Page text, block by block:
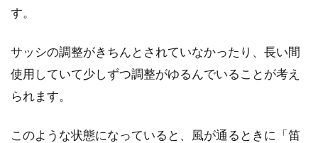
窓用エアコンの取り付けは業者に依
頼？or自分で取り付け？
の天井近くに取り付ける壁掛け型エアコンと、
す。
サッシの調整がきちんとされていなかったり、長い間
使用していて少しずつ調整がゆるんでいることが考え
られます。
このような状態になっていると、風が通るときに「笛